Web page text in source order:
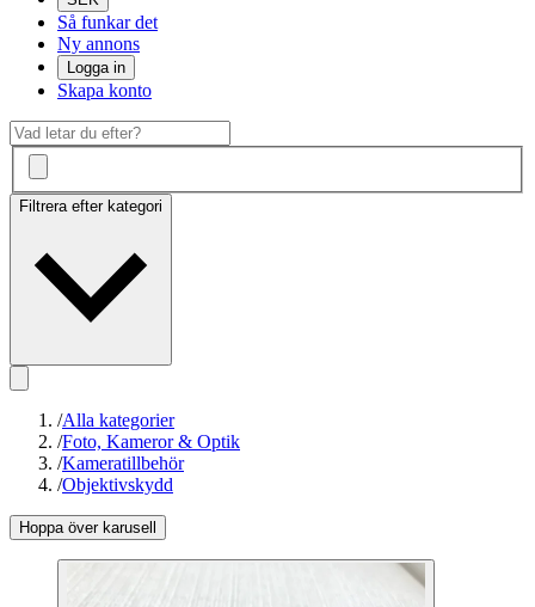
Så funkar det
Ny annons
Logga in
Skapa konto
Filtrera efter kategori
/Alla kategorier
/Foto, Kameror & Optik
/Kameratillbehör
/Objektivskydd
Hoppa över karusell